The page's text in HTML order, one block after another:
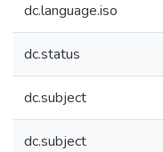
dc.language.iso
dc.status
dc.subject
dc.subject